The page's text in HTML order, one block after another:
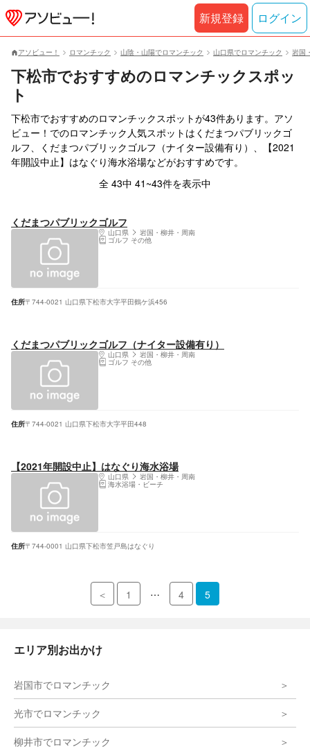
アソビュー！ ロマンチック 山陰・山陽でロマンチック 山口県でロマンチック 岩国
下松市でおすすめのロマンチックスポッ
ト
下松市でおすすめのロマンチックスポットが43件あります。アソ
ビュー！でのロマンチック人気スポットはくだまつパブリックゴ
ルフ、くだまつパブリックゴルフ（ナイター設備有り）、【2021
年開設中止】はなぐり海水浴場などがおすすめです。
全 43中 41~43件を表示中
くだまつパブリックゴルフ
山口県 岩国・柳井・周南
ゴルフ その他
住所〒744-0021 山口県下松市大字平田鶴ケ浜456
くだまつパブリックゴルフ（ナイター設備有り）
山口県 岩国・柳井・周南
ゴルフ その他
住所〒744-0021 山口県下松市大字平田448
【2021年開設中止】はなぐり海水浴場
山口県 岩国・柳井・周南
海水浴場・ビーチ
住所〒744-0001 山口県下松市笠戸島はなぐり
＜ 1 … 4 5
エリア別お出かけ
岩国市でロマンチック
光市でロマンチック
柳井市でロマンチック
新規登録 ログイン